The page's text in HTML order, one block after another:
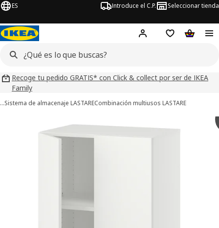
ES Introduce el C.P. Seleccionar tienda
Hej! Iniciar sesión
Lista de deseos
Carrito
Recoge tu pedido GRATIS* con Click & collect por ser de IKEA
Family
…Sistema de almacenaje LASTARECombinación multiusos LASTARE
de 8 LASTARE